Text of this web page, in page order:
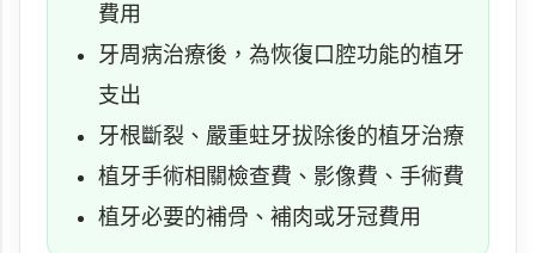
費用
牙周病治療後，為恢復口腔功能的植牙
支出
牙根斷裂、嚴重蛀牙拔除後的植牙治療
植牙手術相關檢查費、影像費、手術費
植牙必要的補骨、補肉或牙冠費用